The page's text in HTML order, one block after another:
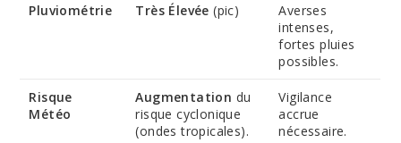
Pluviométrie Très Élevée (pic)
Averses
intenses,
fortes pluies
possibles.
Risque
Météo
Augmentation du
risque cyclonique
(ondes tropicales).
Vigilance
accrue
nécessaire.